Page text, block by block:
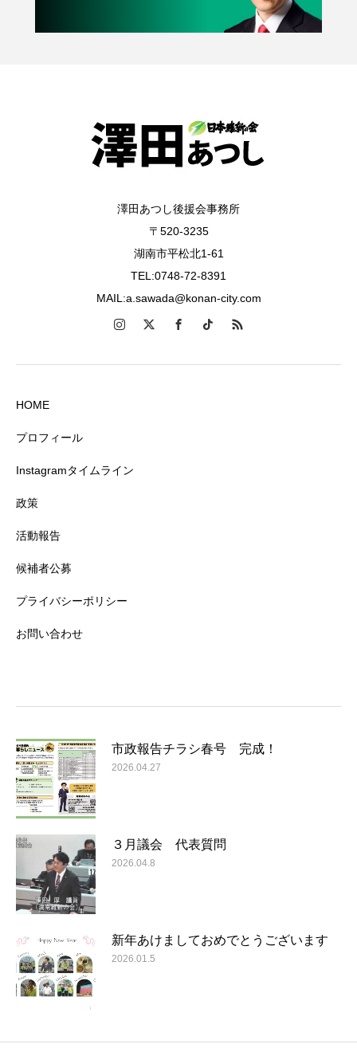
澤田あつし後援会事務所
〒520-3235
湖南市平松北1-61
TEL:0748-72-8391
MAIL:a.sawada@konan-city.com
HOME
プロフィール
Instagramタイムライン
政策
活動報告
候補者公募
プライバシーポリシー
お問い合わせ
市政報告チラシ春号 完成！
2026.04.27
３月議会 代表質問
2026.04.8
新年あけましておめでとうございます
2026.01.5